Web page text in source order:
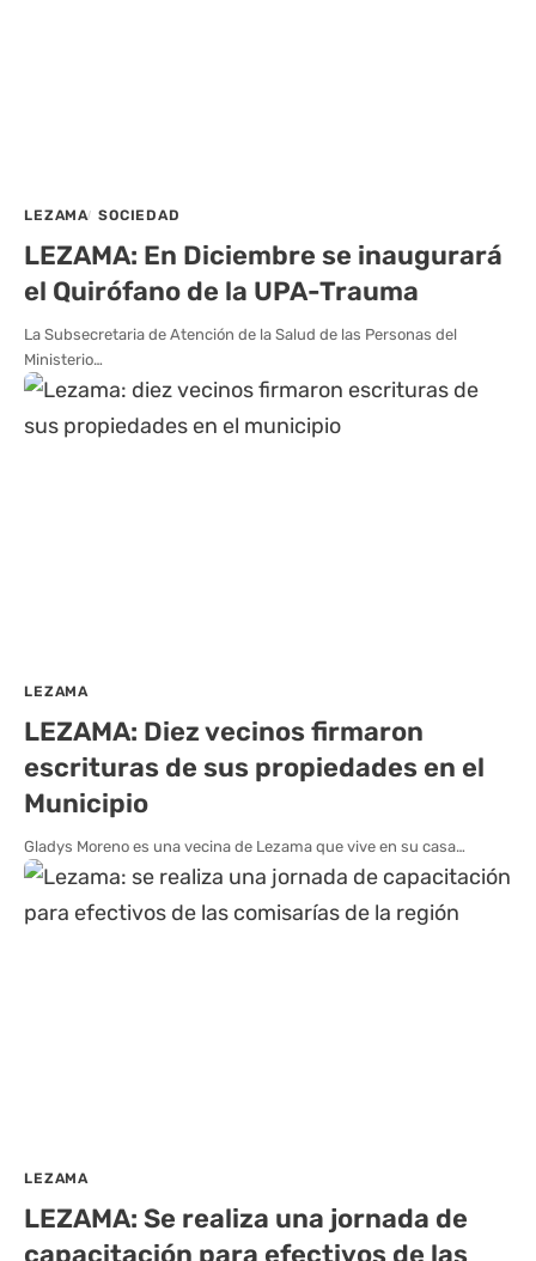
LEZAMA SOCIEDAD
LEZAMA: En Diciembre se inaugurará
el Quirófano de la UPA-Trauma
La Subsecretaria de Atención de la Salud de las Personas del
Ministerio…
LEZAMA
LEZAMA: Diez vecinos firmaron
escrituras de sus propiedades en el
Municipio
Gladys Moreno es una vecina de Lezama que vive en su casa…
LEZAMA
LEZAMA: Se realiza una jornada de
capacitación para efectivos de las